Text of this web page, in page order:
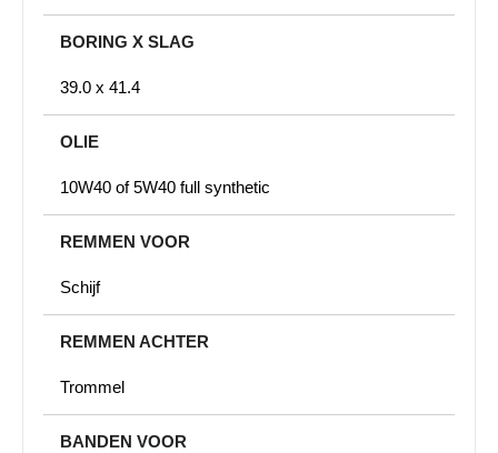
BORING X SLAG
39.0 x 41.4
OLIE
10W40 of 5W40 full synthetic
REMMEN VOOR
Schijf
REMMEN ACHTER
Trommel
BANDEN VOOR